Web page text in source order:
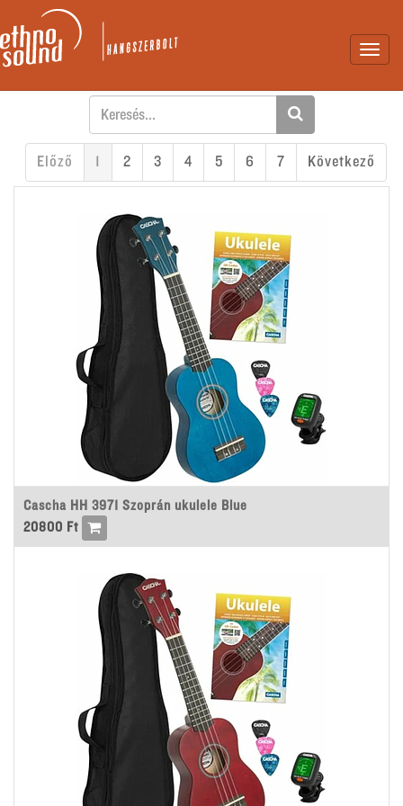
Előző 1 2 3 4 5 6 7 Következő
Cascha HH 3971 Szoprán ukulele Blue
20800 Ft